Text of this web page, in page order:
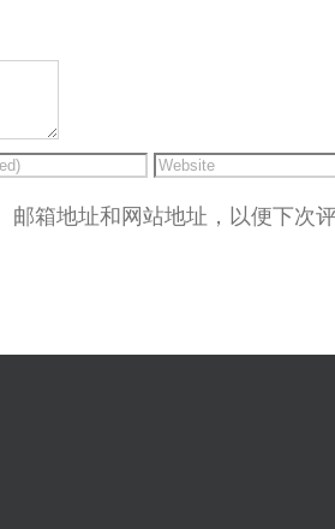
箱地址和网站地址，以便下次评